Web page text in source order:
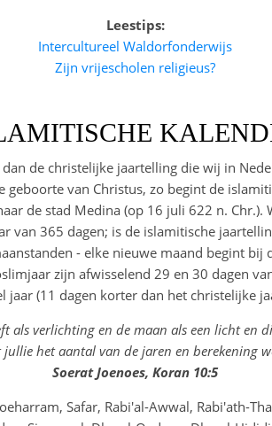
Leestips:
Intercultureel Waldorfonderwijs
Zijn vrijescholen religieus?
de christelijke jaartelling die wij in
geboorte van Christus, zo begint de
de stad Medina (op 16 juli 622 n. Chr.).
van 365 dagen; is de islamitische
- elke nieuwe maand begint bij
zijn afwisselend 29 en 30 dagen
jaar (11 dagen korter dan het christelijke
als verlichting en de maan als een licht en
het aantal van de jaren en berekening
Soerat Joenoes, Koran 10:5
Safar, Rabi'al-Awwal, Rabi'ath-